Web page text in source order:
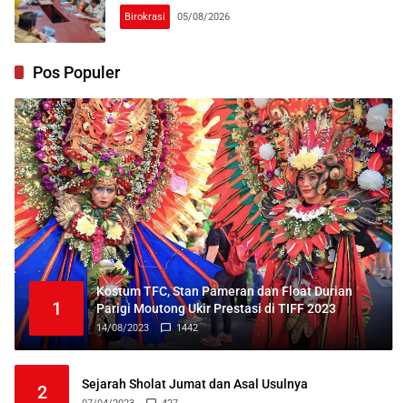
Birokrasi 05/08/2026
Pos Populer
1
Kostum TFC, Stan Pameran dan Float Durian
Parigi Moutong Ukir Prestasi di TIFF 2023
14/08/2023 1442
2 Sejarah Sholat Jumat dan Asal Usulnya